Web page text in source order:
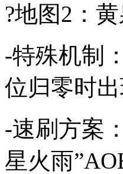
?地图2：
-特殊机制
位归零时
-速刷方案
星火雨